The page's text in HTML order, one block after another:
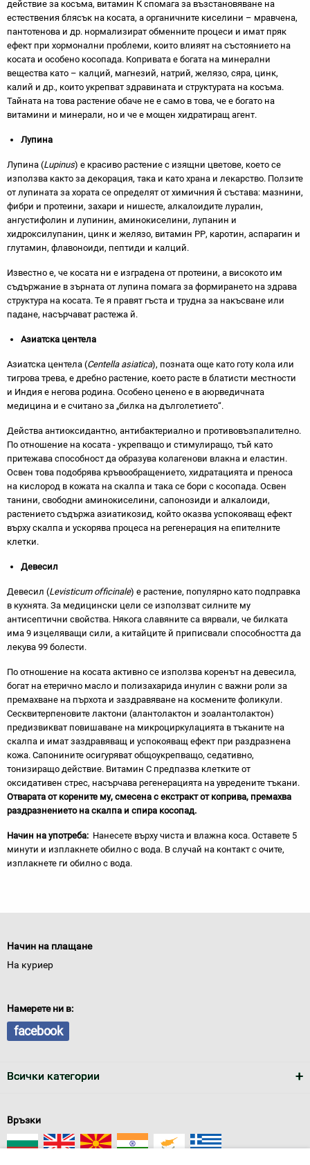
действие за косъма, витамин К спомага за възстановяване на
естествения блясък на косата, а органичните киселини – мравчена,
пантотенова и др. нормализират обменните процеси и имат пряк
ефект при хормонални проблеми, които влияят на състоянието на
косата и особено косопада. Копривата е богата на минерални
вещества като – калций, магнезий, натрий, желязо, сяра, цинк,
калий и др., които укрепват здравината и структурата на косъма.
Тайната на това растение обаче не е само в това, че е богато на
витамини и минерали, но и че е мощен хидратиращ агент.
Лупина
Лупина (Lupinus) е красиво растение с изящни цветове, което се
използва както за декорация, така и като храна и лекарство. Ползите
от лупината за хората се определят от химичния й състава: мазнини,
фибри и протеини, захари и нишесте, алкалоидите луралин,
ангустифолин и лупинин, аминокиселини, лупанин и
хидроксилупанин, цинк и желязо, витамин РР, каротин, аспарагин и
глутамин, флавоноиди, пептиди и калций.
Известно е, че косата ни е изградена от протеини, а високото им
съдържание в зърната от лупина помага за формирането на здрава
структура на косата. Те я правят гъста и трудна за накъсване или
падане, насърчават растежа й.
Азиатска центела
Азиатска центела (Cеntella asiatica), позната още като готу кола или
тигрова трева, е дребно растение, което расте в блатисти местности
и Индия е негова родина. Особено ценено е в аюрведичната
медицина и е считано за „билка на дълголетието“.
Действа антиоксидантно, антибактериално и противовъзпалително.
По отношение на косата - укрепващо и стимулиращо, тъй като
притежава способност да образува колагенови влакна и еластин.
Освен това подобрява кръвообращението, хидратацията и преноса
на кислород в кожата на скалпа и така се бори с косопада. Освен
танини, свободни аминокиселини, сапонозиди и алкалоиди,
растението съдържа азиатикозид, който оказва успокояващ ефект
върху скалпа и ускорява процеса на регенерация на епителните
клетки.
Девесил
Девесил (Levisticum officinale) е растение, популярно като подправка
в кухнята. За медицински цели се използват силните му
антисептични свойства. Някога славяните са вярвали, че билката
има 9 изцеляващи сили, а китайците й приписвали способността да
лекува 99 болести.
По отношение на косата активно се използва коренът на девесила,
богат на етерично масло и полизахарида инулин с важни роли за
премахване на пърхота и заздравяване на космените фоликули.
Сесквитерпеновите лактони (алантолактон и зоалантолактон)
предизвикват повишаване на микроциркулацията в тъканите на
скалпа и имат заздравяващ и успокояващ ефект при раздразнена
кожа. Сапонините осигуряват общоукрепващо, седативно,
тонизиращо действие. Витамин С предпазва клетките от
оксидативен стрес, насърчава регенерацията на увредените тъкани.
Отварата от корените му, смесена с екстракт от коприва, премахва
раздразнението на скалпа и спира косопад.
Начин на употреба: Нанесете върху чиста и влажна коса. Оставете 5
минути и изплакнете обилно с вода. В случай на контакт с очите,
изплакнете ги обилно с вода.
Начин на плащане
На куриер
Намерете ни в:
facebook
Всички категории
Връзки